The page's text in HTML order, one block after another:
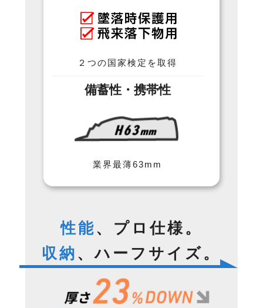
２つの国家検定を取得
備蓄性・携帯性
業界最薄63mm
性能、プロ仕様。
収納 、ハーフサイズ。